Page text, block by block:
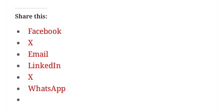
Share this:
Facebook
X
Email
LinkedIn
X
WhatsApp